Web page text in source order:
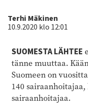
Kirjoittaja
Terhi Mäkinen
10.9.2020 klo 12:01
SUOMESTA LÄHTEE
tänne muuttaa.
Suomeen on
140
sairaanhoitajaa.